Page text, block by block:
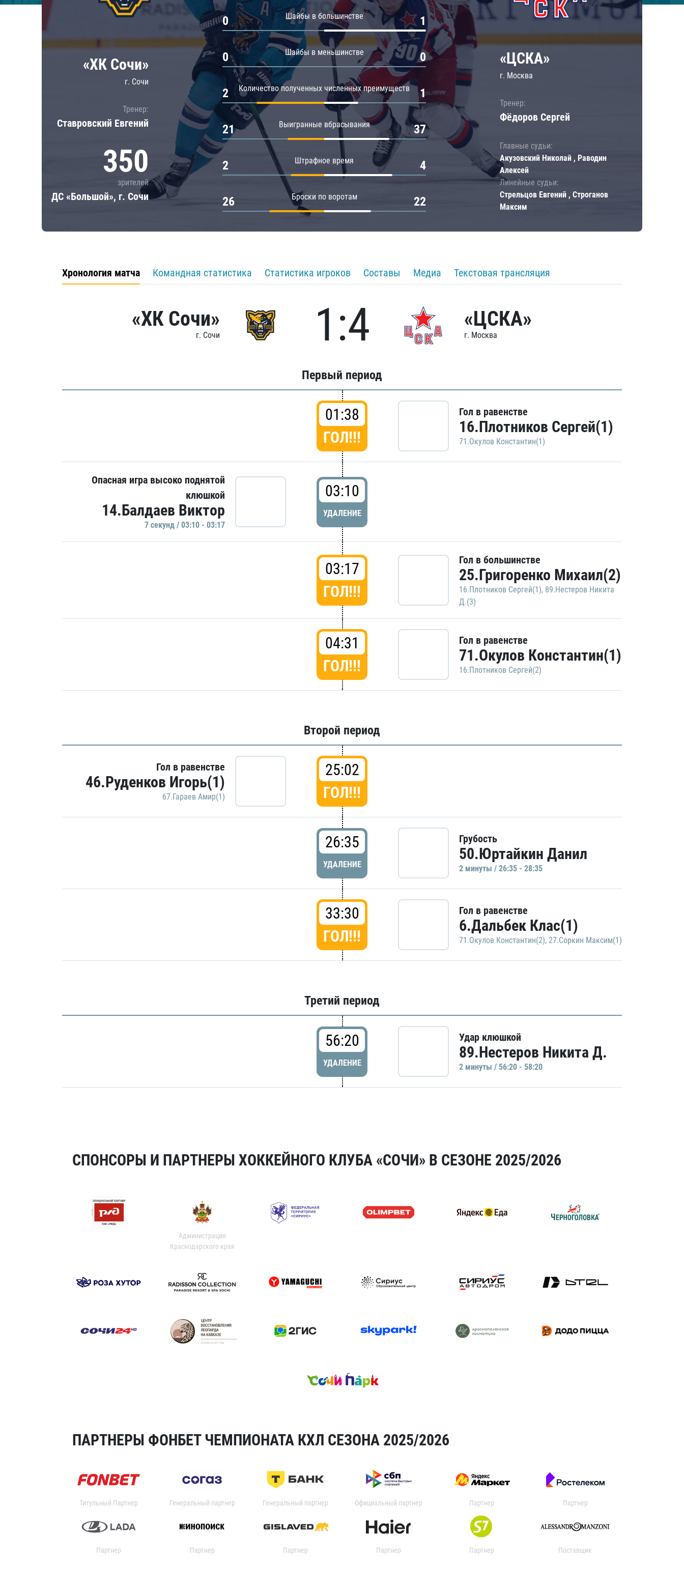
Локомотив
ЦСКА
Шанхайские Драконы
Амур
Барыс
Салават Юлаев
«ХК Сочи»
г. Сочи
Тренер:
Ставровский Евгений
350
зрителей
ДС «Большой», г. Сочи
Шайбы в большинстве
0 1
Шайбы в меньшинстве
0 0
Количество полученных численных преимуществ
2 1
Выигранные вбрасывания
21 37
Штрафное время
2 4
Броски по воротам
26 22
«ЦСКА»
г. Москва
Тренер:
Фёдоров Сергей
Главные судьи:
Акузовский Николай , Раводин
Алексей
Линейные судьи:
Стрельцов Евгений , Строганов
Максим
Хронология матча Командная статистика Статистика игроков Составы Медиа Текстовая трансляция
«ХК Сочи»
г. Сочи 1:4 «ЦСКА»
г. Москва
Первый период
01:38
ГОЛ!!!
Гол в равенстве
16.Плотников Сергей(1)
71.Окулов Константин(1)
Опасная игра высоко поднятой
клюшкой
14.Балдаев Виктор
7 секунд / 03:10 - 03:17
03:10
УДАЛЕНИЕ
03:17
ГОЛ!!!
Гол в большинстве
25.Григоренко Михаил(2)
16.Плотников Сергей(1), 89.Нестеров Никита
Д.(3)
04:31
ГОЛ!!!
Гол в равенстве
71.Окулов Константин(1)
16.Плотников Сергей(2)
Второй период
Гол в равенстве
46.Руденков Игорь(1)
67.Гараев Амир(1)
25:02
ГОЛ!!!
26:35
УДАЛЕНИЕ
Грубость
50.Юртайкин Данил
2 минуты / 26:35 - 28:35
33:30
ГОЛ!!!
Гол в равенстве
6.Дальбек Клас(1)
71.Окулов Константин(2), 27.Соркин Максим(1)
Третий период
56:20
УДАЛЕНИЕ
Удар клюшкой
89.Нестеров Никита Д.
2 минуты / 56:20 - 58:20
СПОНСОРЫ И ПАРТНЕРЫ ХОККЕЙНОГО КЛУБА «СОЧИ» В СЕЗОНЕ 2025/2026
Администрация
Краснодарского края
ПАРТНЕРЫ ФОНБЕТ ЧЕМПИОНАТА КХЛ СЕЗОНА 2025/2026
Титульный Партнер Генеральный партнер Генеральный партнер Официальный партнер Партнер Партнер
Партнер Партнер Партнер Партнер Партнер Поставщик